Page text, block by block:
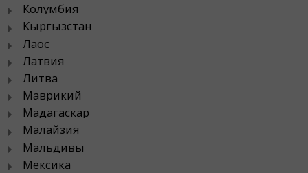
Колумбия
Кыргызстан
Лаос
Латвия
Литва
Маврикий
Мадагаскар
Малайзия
Мальдивы
Мексика